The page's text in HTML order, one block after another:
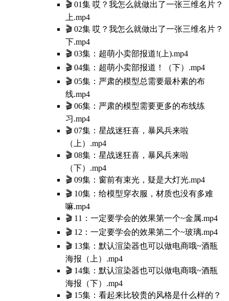
🎬 01集 哎？我怎么就做出了一张三维名片？
上.mp4
🎬 02集 哎？我怎么就做出了一张三维名片？
下.mp4
🎬 03集：超萌小卖部报道!(上).mp4
🎬 04集：超萌小卖部报道！（下）.mp4
🎬 05集：严肃的模型总需要最朴素的布
线.mp4
🎬 06集：严肃的模型需要更多的布线练
习.mp4
🎬 07集：星战迷狂喜，暴风兵来啦
（上）.mp4
🎬 08集：星战迷狂喜，暴风兵来啦
（下）.mp4
🎬 09集：窗前有束光，疑是大灯光.mp4
🎬 10集：给模型穿衣服，材质也没有多难
嘛.mp4
🎬 11：一定要学会的效果第一个~金属.mp4
🎬 12：一定要学会的效果第二个~玻璃.mp4
🎬 13集：默认渲染器也可以做电商哦~酒瓶
海报（上）.mp4
🎬 14集：默认渲染器也可以做电商哦~酒瓶
海报（下）.mp4
🎬 15集：看起来比较贵的风格是什么样的？